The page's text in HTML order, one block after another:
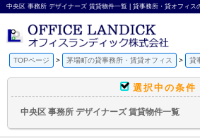
中央区 事務所 デザイナーズ 賃貸物件一覧 | 貸事務所・貸オフィス
TOPページ 茅場町の貸事務所・賃貸オフィス 貸
選択中の条件
中央区 事務所 デザイナーズ 賃貸物件一覧